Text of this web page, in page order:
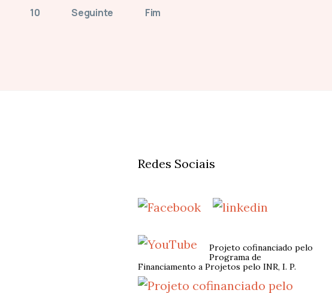
10 Seguinte Fim
Redes Sociais
Projeto cofinanciado pelo
Programa de
Financiamento a Projetos pelo INR, I. P.